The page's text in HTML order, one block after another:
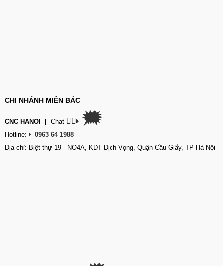
CHI NHÁNH MIỀN BẮC
CNC HANOI Chat 👉🏽 🗯
Hotline:
0963 64 1988
Địa chỉ: Biệt thự 19 - NO4A, KĐT Dịch Vọng, Quận Cầu Giấy, TP Hà Nội